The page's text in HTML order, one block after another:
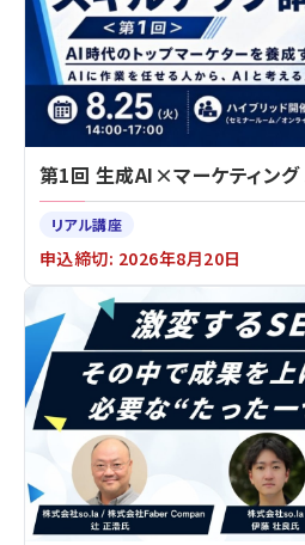
第1回 生成AI×マーケティング
リアル講座
申込締切: 2026年8月20日